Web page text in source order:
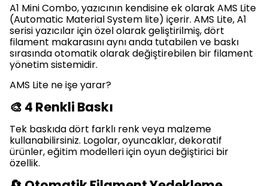
A1 Mini Combo, yazıcının kendisine ek olarak AMS Lite
(Automatic Material System lite) içerir. AMS Lite, A1
serisi yazıcılar için özel olarak geliştirilmiş, dört
filament makarasını aynı anda tutabilen ve baskı
sırasında otomatik olarak değiştirebilen bir filament
yönetim sistemidir.
AMS Lite ne işe yarar?
🎨 4 Renkli Baskı
Tek baskıda dört farklı renk veya malzeme
kullanabilirsiniz. Logolar, oyuncaklar, dekoratif
ürünler, eğitim modelleri için oyun değiştirici bir
özellik.